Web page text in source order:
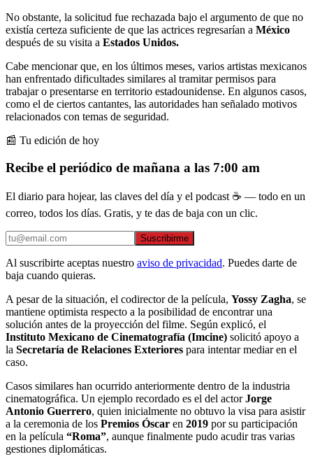
No obstante, la solicitud fue rechazada bajo el argumento de que no
existía certeza suficiente de que las actrices regresarían a México
después de su visita a Estados Unidos.
Cabe mencionar que, en los últimos meses, varios artistas mexicanos
han enfrentado dificultades similares al tramitar permisos para
trabajar o presentarse en territorio estadounidense. En algunos casos,
como el de ciertos cantantes, las autoridades han señalado motivos
relacionados con temas de seguridad.
📰 Tu edición de hoy
Recibe el periódico de mañana a las 7:00 am
El diario para hojear, las claves del día y el podcast ☕ — todo en un
correo, todos los días. Gratis, y te das de baja con un clic.
Suscribirme
Al suscribirte aceptas nuestro aviso de privacidad. Puedes darte de
baja cuando quieras.
A pesar de la situación, el codirector de la película, Yossy Zagha, se
mantiene optimista respecto a la posibilidad de encontrar una
solución antes de la proyección del filme. Según explicó, el
Instituto Mexicano de Cinematografía (Imcine) solicitó apoyo a
la Secretaría de Relaciones Exteriores para intentar mediar en el
caso.
Casos similares han ocurrido anteriormente dentro de la industria
cinematográfica. Un ejemplo recordado es el del actorJorge
Antonio Guerrero, quien inicialmente no obtuvo la visa para asistir
a la ceremonia de los Premios Óscar en 2019 por su participación
en la película “Roma”, aunque finalmente pudo acudir tras varias
gestiones diplomáticas.